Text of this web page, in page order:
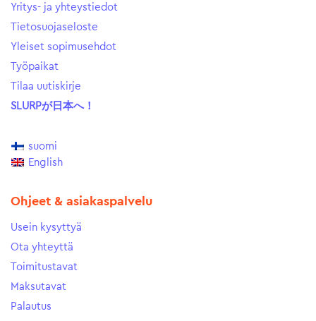
Yritys- ja yhteystiedot
Tietosuojaseloste
Yleiset sopimusehdot
Työpaikat
Tilaa uutiskirje
SLURPが日本へ！
suomi
English
Ohjeet & asiakaspalvelu
Usein kysyttyä
Ota yhteyttä
Toimitustavat
Maksutavat
Palautus